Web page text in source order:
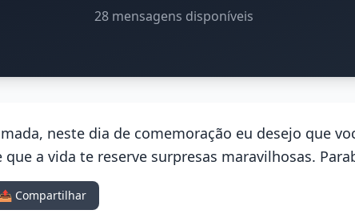
28 mensagens disponíveis
neste dia de comemoração eu desejo que
a vida te reserve surpresas maravilhosas.
📤 Compartilhar